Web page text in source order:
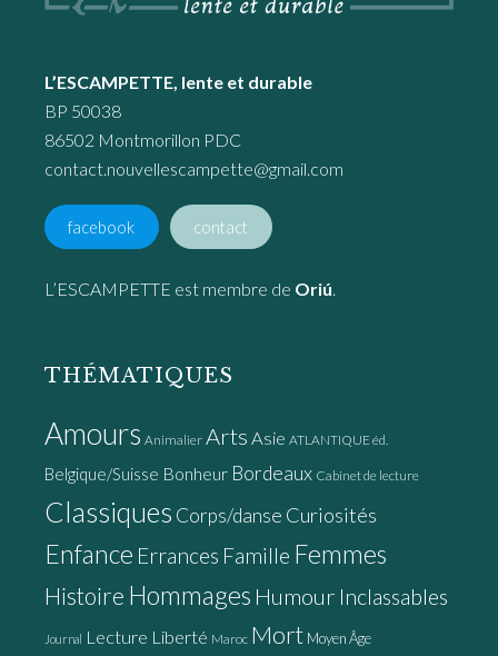
L’ESCAMPETTE, lente et durable
BP 50038
86502 Montmorillon PDC
contact.nouvellescampette@gmail.com
facebook contact
L’ESCAMPETTE est membre de Oriú
THÉMATIQUES
Amours Animalier Arts Asie ATLANTIQUE éd.
Belgique/Suisse Bonheur Bordeaux Cabinet de lecture
Classiques Corps/danse Curiosités
Enfance Errances Famille Femmes
Histoire Hommages Humour Inclassables
Journal Lecture Liberté Maroc Mort Moyen Âge